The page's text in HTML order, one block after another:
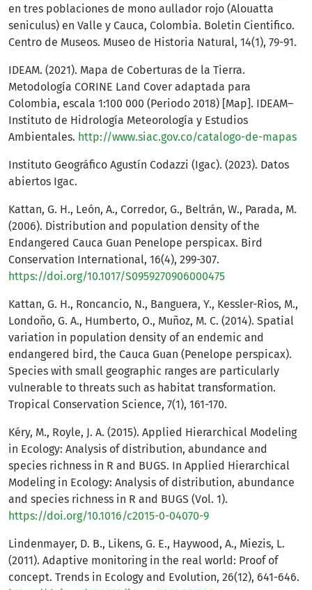
en tres poblaciones de mono aullador rojo (Alouatta
seniculus) en Valle y Cauca, Colombia. Boletin Cientifico.
Centro de Museos. Museo de Historia Natural, 14(1), 79-91.
IDEAM. (2021). Mapa de Coberturas de la Tierra.
Metodología CORINE Land Cover adaptada para
Colombia, escala 1:100 000 (Periodo 2018) [Map]. IDEAM–
Instituto de Hidrología Meteorología y Estudios
Ambientales. http://www.siac.gov.co/catalogo-de-mapas
Instituto Geográfico Agustín Codazzi (Igac). (2023). Datos
abiertos Igac.
Kattan, G. H., León, A., Corredor, G., Beltrán, W., Parada, M.
(2006). Distribution and population density of the
Endangered Cauca Guan Penelope perspicax. Bird
Conservation International, 16(4), 299-307.
https://doi.org/10.1017/S0959270906000475
Kattan, G. H., Roncancio, N., Banguera, Y., Kessler-Rios, M.,
Londoño, G. A., Humberto, O., Muñoz, M. C. (2014). Spatial
variation in population density of an endemic and
endangered bird, the Cauca Guan (Penelope perspicax).
Species with small geographic ranges are particularly
vulnerable to threats such as habitat transformation.
Tropical Conservation Science, 7(1), 161-170.
Kéry, M., Royle, J. A. (2015). Applied Hierarchical Modeling
in Ecology: Analysis of distribution, abundance and
species richness in R and BUGS. In Applied Hierarchical
Modeling in Ecology: Analysis of distribution, abundance
and species richness in R and BUGS (Vol. 1).
https://doi.org/10.1016/c2015-0-04070-9
Lindenmayer, D. B., Likens, G. E., Haywood, A., Miezis, L.
(2011). Adaptive monitoring in the real world: Proof of
concept. Trends in Ecology and Evolution, 26(12), 641-646.